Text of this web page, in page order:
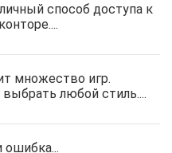
отв. цит.
отв. цит.
5 мар 2026, 12:20
2 мар 2026, 16:19
способ доступа к
множество игр.
любой стиль....
ошибка...